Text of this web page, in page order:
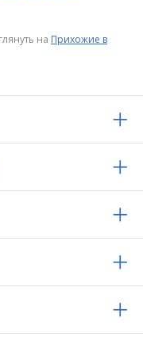
на Прихожие в